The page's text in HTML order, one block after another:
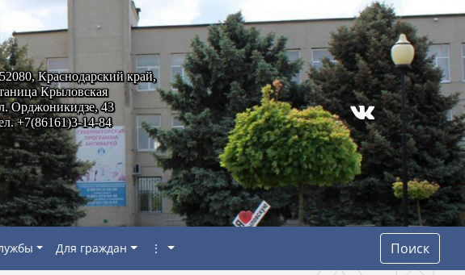
Краснодарский край,
Крыловская
Орджоникидзе, 43
+7(86161)3-14-84
Для граждан ⋮ Поиск